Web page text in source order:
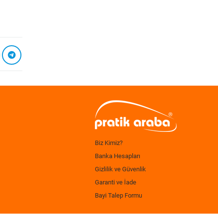
Biz Kimiz?
Banka Hesapları
Gizlilik ve Güvenlik
Garanti ve İade
Bayi Talep Formu